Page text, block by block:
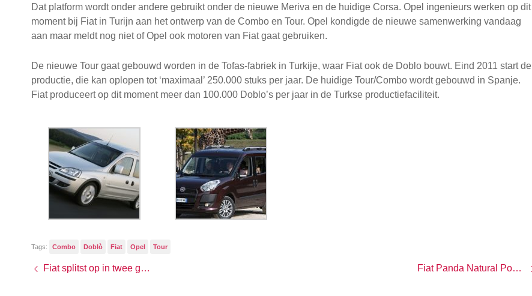
Dat platform wordt onder andere gebruikt onder de nieuwe Meriva en de huidige Corsa. Opel ingenieurs werken op dit
moment bij Fiat in Turijn aan het ontwerp van de Combo en Tour. Opel kondigde de nieuwe samenwerking vandaag
aan maar meldt nog niet of Opel ook motoren van Fiat gaat gebruiken.
De nieuwe Tour gaat gebouwd worden in de Tofas-fabriek in Turkije, waar Fiat ook de Doblo bouwt. Eind 2011 start de
productie, die kan oplopen tot ‘maximaal’ 250.000 stuks per jaar. De huidige Tour/Combo wordt gebouwd in Spanje.
Fiat produceert op dit moment meer dan 100.000 Doblo’s per jaar in de Turkse productiefaciliteit.
Tags: Combo Doblò Fiat Opel Tour
Fiat splitst op in twee groepen Fiat Panda Natural Power vernieuwd